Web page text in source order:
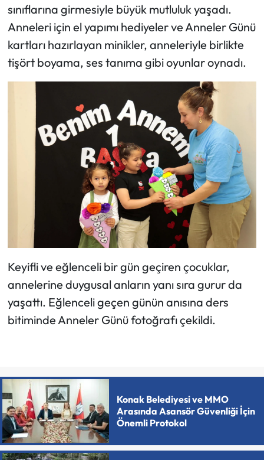
sınıflarına girmesiyle büyük mutluluk yaşadı.
Anneleri için el yapımı hediyeler ve Anneler Günü
kartları hazırlayan minikler, anneleriyle birlikte
tişört boyama, ses tanıma gibi oyunlar oynadı.
Keyifli ve eğlenceli bir gün geçiren çocuklar,
annelerine duygusal anların yanı sıra gurur da
yaşattı. Eğlenceli geçen günün anısına ders
bitiminde Anneler Günü fotoğrafı çekildi.
Konak Belediyesi ve MMO
Arasında Asansör Güvenliği İçin
Önemli Protokol